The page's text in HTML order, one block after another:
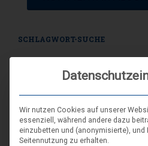
SCHLAGWORT-SUCHE
Wir nutzen Cookies auf unserer
essenziell, während andere dazu
einzubetten und (anonymisierte),
Seitennutzung zu erhalten.